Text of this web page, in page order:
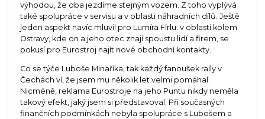
výhodou, že oba jezdíme stejným vozem. Z toho vyplývá
také spolupráce v servisu a v oblasti náhradních dílů. Ještě
jeden aspekt navíc mluvil pro Lumíra Firlu: v oblasti kolem
Ostravy, kde on a jeho otec znají spoustu lidí a firem, se
pokusí pro Eurostroj najít nové obchodní kontakty.
Co se týče Luboše Minaříka, tak každý fanoušek rally v
Čechách ví, že jsem mu několik let velmi pomáhal.
Nicméně, reklama Eurostroje na jeho Puntu nikdy neměla
takový efekt, jaký jsem si představoval. Při současných
finančních podmínkách nebyla spolupráce s Lubošem a